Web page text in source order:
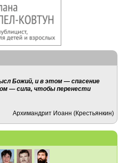
Божий, и в этом — спасение
— сила, чтобы перенести
Архимандрит Иоанн (Крестьянкин)